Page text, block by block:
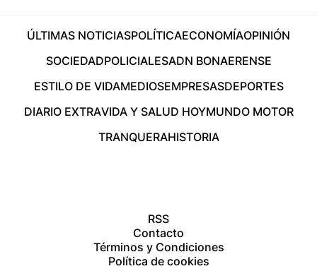
ÚLTIMAS NOTICIASPOLÍTICAECONOMÍAOPINIÓN
SOCIEDADPOLICIALESADN BONAERENSE
ESTILO DE VIDAMEDIOSEMPRESASDEPORTES
DIARIO EXTRAVIDA Y SALUD HOYMUNDO MOTOR
TRANQUERAHISTORIA
RSS
Contacto
Términos y Condiciones
Política de cookies